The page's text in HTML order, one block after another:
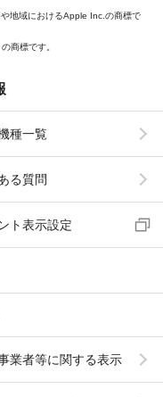
地域におけるApple Inc.の商標で
商標です。
種一覧
る質問
ト表示設定
業者等に関する表示